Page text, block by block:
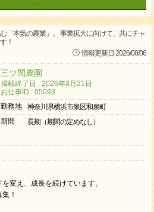
「本気の農業」。 事業拡大に向けて、共にチャ
！
情報更新日 2026/08/06
三ツ間農園
掲載終了日 : 2026年8月21日
お仕事ID : 05093
勤務地
神奈川県横浜市泉区和泉町
期間
長期（期間の定めなし）
変え、成長を続けています。
！